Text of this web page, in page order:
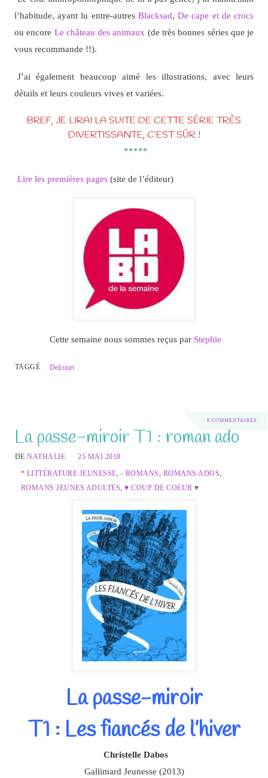
l’habitude, ayant lu entre-autres Blacksad,De cape et de crocs
ou encore Le château des animaux (de très bonnes séries que je
vous recommande !!).
J’ai également beaucoup aimé les illustrations, avec leurs
détails et leurs couleurs vives et variées.
BREF, JE LIRAI LA SUITE DE CETTE SÉRIE TRÈS
DIVERTISSANTE, C’EST SÛR !
*****
Lire les premières pages(site de l’éditeur)
Cette semaine nous sommes reçus par Stephie
TAGGÉ Delcourt
8 COMMENTAIRES
La passe-miroir T1 : roman ado
DENATHALIE
25 MAI 2018
* LITTÉRATURE JEUNESSE - ROMANS ROMANS ADOS
ROMANS JEUNES ADULTES ,♥ COUP DE COEUR ♥
La passe-miroir
T1 : Les fiancés de l’hiver
Christelle Dabos
Gallimard Jeunesse (2013)